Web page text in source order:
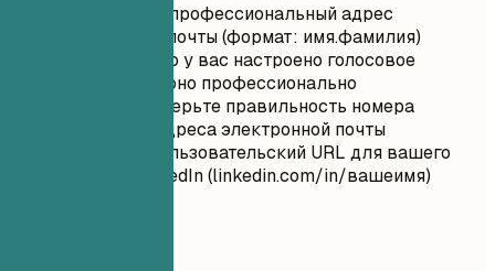
Используйте профессиональный адрес
электронной почты (формат: имя.фамилия)
Убедитесь, что у вас настроено голосовое
сообщение и оно профессионально
Дважды проверьте правильность номера
телефона и адреса электронной почты
Настройте пользовательский URL для вашего
профиля LinkedIn (linkedin.com/in/вашеимя)